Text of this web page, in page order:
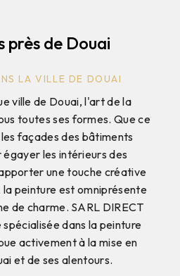
près de Douai
LA VILLE DE DOUAI
ville de Douai, l'art de la
toutes ses formes. Que ce
façades des bâtiments
les intérieurs des
une touche créative
la peinture est omniprésente
de charme. SARL DIRECT
dans la peinture
activement à la mise en
et de ses alentours.